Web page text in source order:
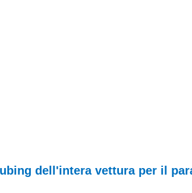
dell'intera vettura per il